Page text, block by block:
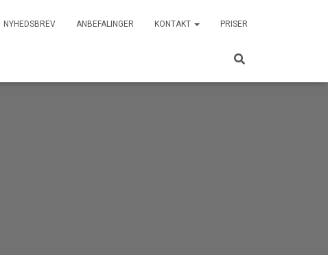
NYHEDSBREV ANBEFALINGER KONTAKT PRISER